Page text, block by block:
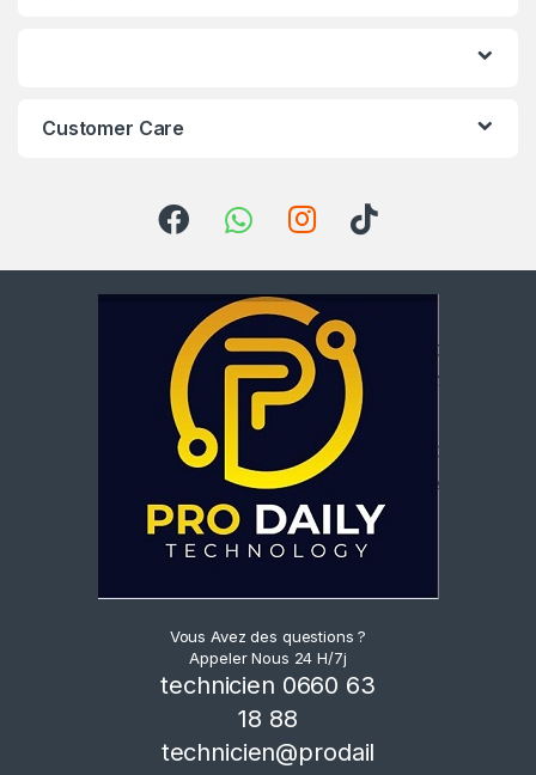
Customer Care
Vous Avez des questions ?
Appeler Nous 24 H/7j
technicien 0660 63
18 88
technicien@prodail